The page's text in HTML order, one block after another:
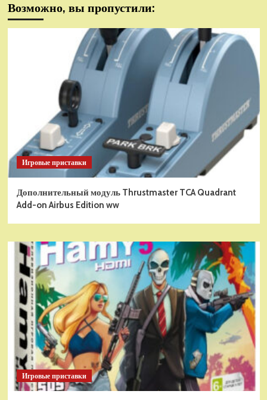
Возможно, вы пропустили:
Игровые приставки
Дополнительный модуль Thrustmaster TCA Quadrant
Add-on Airbus Edition ww
Игровые приставки